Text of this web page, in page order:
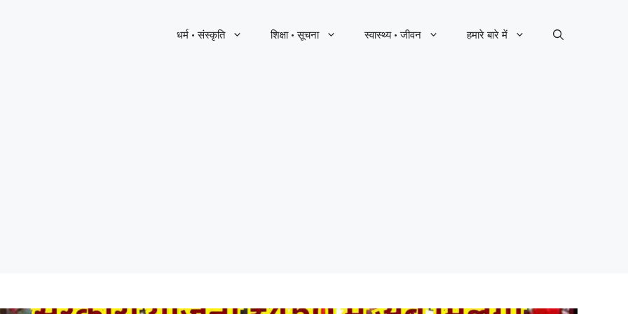
धर्म · संस्कृति शिक्षा · सूचना स्वास्थ्य · जीवन हमारे बारे में